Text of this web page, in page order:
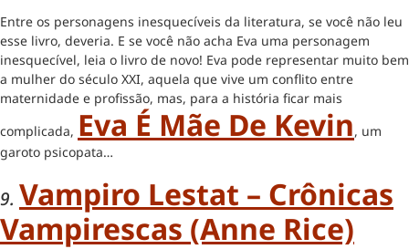
Entre os personagens inesquecíveis da literatura, se você não leu
esse livro, deveria. E se você não acha Eva uma personagem
inesquecível, leia o livro de novo! Eva pode representar muito bem
a mulher do século XXI, aquela que vive um conflito entre
maternidade e profissão, mas, para a história ficar mais
complicada, Eva É Mãe De Kevin, um
garoto psicopata…
9. Vampiro Lestat – Crônicas
Vampirescas (Anne Rice)